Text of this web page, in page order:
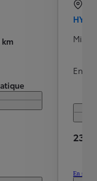
km
Mise
23
En